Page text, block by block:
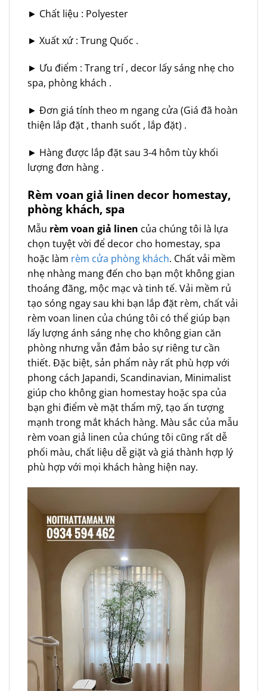
► Chất liệu : Polyester
► Xuất xứ : Trung Quốc .
► Ưu điểm : Trang trí , decor lấy sáng nhẹ cho
spa, phòng khách .
► Đơn giá tính theo m ngang cửa (Giá đã hoàn
thiện lắp đặt , thanh suốt , lắp đặt) .
► Hàng được lắp đặt sau 3-4 hôm tùy khối
lượng đơn hàng .
Rèm voan giả linen decor homestay,
phòng khách, spa
Mẫu rèm voan giả linen của chúng tôi là lựa
chọn tuyệt vời để decor cho homestay, spa
hoặc làm rèm cửa phòng khách. Chất vải mềm
nhẹ nhàng mang đến cho bạn một không gian
thoáng đãng, mộc mạc và tinh tế. Vải mềm rủ
tạo sóng ngay sau khi bạn lắp đặt rèm, chất vải
rèm voan linen của chúng tôi có thể giúp bạn
lấy lượng ánh sáng nhẹ cho không gian căn
phòng nhưng vẫn đảm bảo sự riêng tư cần
thiết. Đặc biệt, sản phẩm này rất phù hợp với
phong cách Japandi, Scandinavian, Minimalist
giúp cho không gian homestay hoặc spa của
bạn ghi điểm vè mặt thẩm mỹ, tạo ấn tượng
mạnh trong mắt khách hàng. Màu sắc của mẫu
rèm voan giả linen của chúng tôi cũng rất dễ
phối màu, chất liệu dễ giặt và giá thành hợp lý
phù hợp với mọi khách hàng hiện nay.